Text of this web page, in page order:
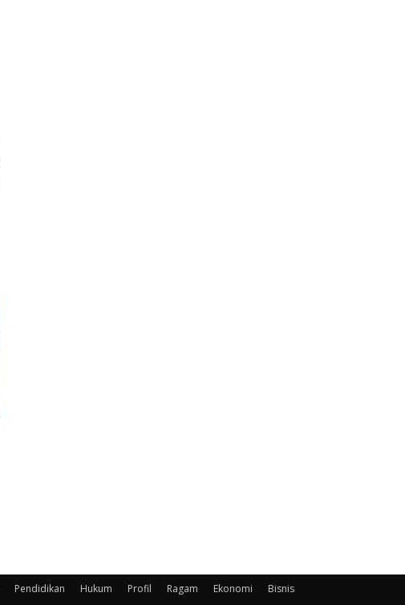
Pendidikan Hukum Profil Ragam Ekonomi Bisnis